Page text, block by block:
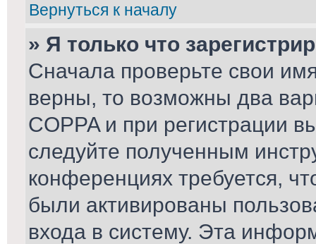
Вернуться к началу
» Я только что
Сначала проверьте свои
верны, то возможны два
COPPA и при регистрации
следуйте полученным
конференциях требуется,
были активированы
входа в систему. Эта